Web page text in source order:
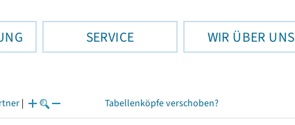
SERVICE WIR ÜBER UNS
| Tabellenköpfe verschoben?